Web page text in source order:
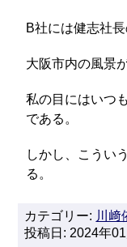
B社には健志社
大阪市内の風景
私の目にはいつ
である。
しかし、こうい
る。
カテゴリー: 川﨑
投稿日: 2024年